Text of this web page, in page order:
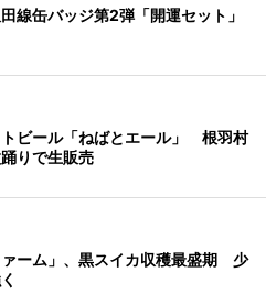
線缶バッジ第2弾「開運セット」
トビール「ねばとエール」 根羽村
りで生販売
ーム」、黒スイカ収穫最盛期 少